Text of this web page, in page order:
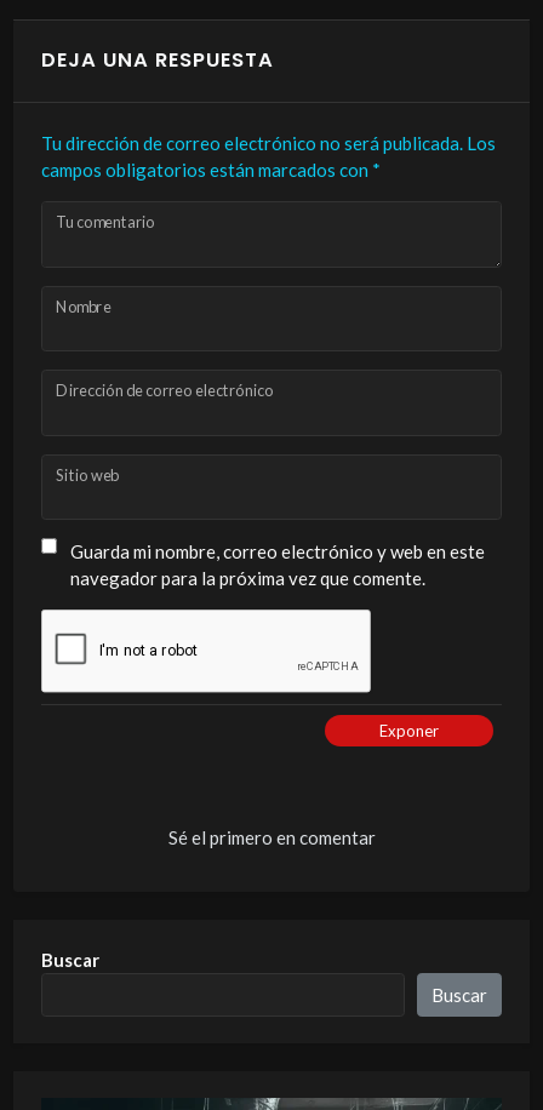
DEJA UNA RESPUESTA
Tu dirección de correo electrónico no será publicada. Los
campos obligatorios están marcados con *
Tu comentario
Nombre
Dirección de correo electrónico
Sitio web
Guarda mi nombre, correo electrónico y web en este
navegador para la próxima vez que comente.
Exponer
Sé el primero en comentar
Buscar
Buscar